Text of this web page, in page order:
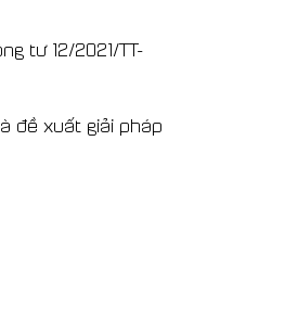
tư 12/2021/TT-
đề xuất giải pháp